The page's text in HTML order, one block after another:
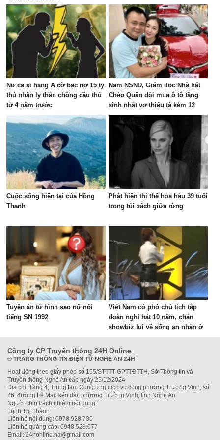
Nữ ca sĩ hạng A cờ bạc nợ 15 tỷ
thú nhận ly thân chồng cầu thủ
từ 4 năm trước
Nam NSND, Giám đốc Nhà hát
Chèo Quân đội mua ô tô tặng
sinh nhật vợ thiếu tá kém 12
tuổi
Cuộc sống hiện tại của Hồng
Thanh
Phát hiện thi thể hoa hậu 39 tuổi
trong túi xách giữa rừng
Tuyên án tử hình sao nữ nổi
tiếng SN 1992
Việt Nam có phó chủ tịch tập
đoàn nghỉ hát 10 năm, chán
showbiz lui về sống an nhàn ở
biệt thự nghìn mét vuông
Công ty CP Truyền thông 24H Online
® TRANG THÔNG TIN ĐIỆN TỬ NGHỆ AN 24H
Hoạt động theo giấy phép số 155/STTTT-GPTTĐTTH, Sở Thông tin và
Truyền thông Nghệ An cấp ngày 25/12/2024
Địa chỉ: Tầng 4, Trung tâm Cung ứng dịch vụ công phường Trường Vinh, số
26, đường Lê Mao kéo dài, phường Trường Vinh, tỉnh Nghệ An
Người chịu trách nhiệm nội dung:
Trịnh Thị Thành
Liên hệ nội dung: 0978.928.730
Liên hệ quảng cáo: 0948.528.677
Email: 24honline.na@gmail.com